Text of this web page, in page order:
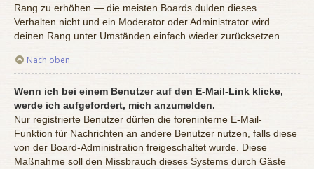
Rang zu erhöhen — die meisten Boards dulden dieses
Verhalten nicht und ein Moderator oder Administrator wird
deinen Rang unter Umständen einfach wieder zurücksetzen.
Nach oben
Wenn ich bei einem Benutzer auf den E-Mail-Link klicke,
werde ich aufgefordert, mich anzumelden.
Nur registrierte Benutzer dürfen die foreninterne E-Mail-
Funktion für Nachrichten an andere Benutzer nutzen, falls diese
von der Board-Administration freigeschaltet wurde. Diese
Maßnahme soll den Missbrauch dieses Systems durch Gäste